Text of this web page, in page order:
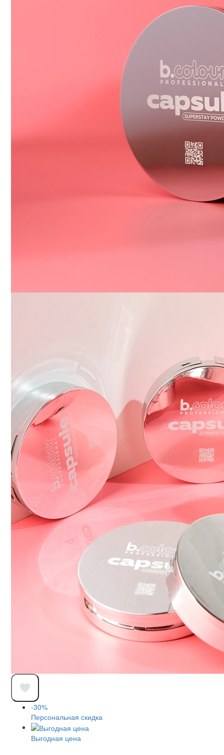
-30%
Персональная скидка
Выгодная цена